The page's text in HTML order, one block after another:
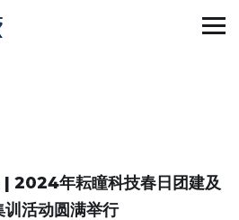
| 2024年耘瞳科技春日团建及
训活动圆满举行